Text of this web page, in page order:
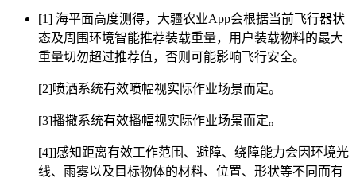
[1] 海平面高度测得，大疆农业App会根据当前飞行器状
态及周围环境智能推荐装载重量，用户装载物料的最大
重量切勿超过推荐值，否则可能影响飞行安全。
[2]喷洒系统有效喷幅视实际作业场景而定。
[3]播撒系统有效播幅视实际作业场景而定。
[4]]感知距离有效工作范围、避障、绕障能力会因环境光
线、雨雾以及目标物体的材料、位置、形状等不同而有